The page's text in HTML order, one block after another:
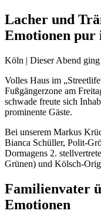
Lacher und
Emotionen pur
Köln | Dieser Abend
Volles Haus im
Fußgängerzone am
schwade freute sich
prominente Gäste.
Bei unserem Markus
Bianca Schüller, Polit-
Dormagens 2.
Grünen) und Kölsch-
Familienvater
Emotionen